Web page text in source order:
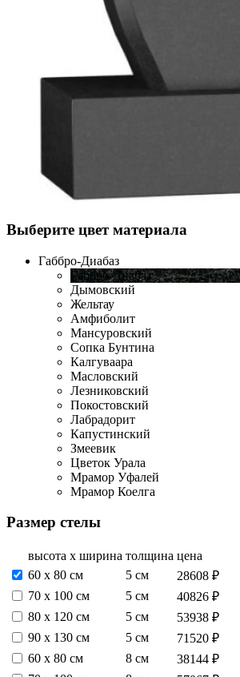
Выберите цвет материала
Габбро-Диабаз
Габбро-Диабаз
Дымовский
Жельтау
Амфиболит
Мансуровский
Сопка Бунтина
Калгуваара
Масловский
Лезниковский
Покостовский
Лабрадорит
Капустинский
Змеевик
Цветок Урала
Мрамор Уфалей
Мрамор Коелга
Размер стелы
высота х ширина толщина цена
60 х 80 см
5 см
28608 ₽
70 х 100 см
5 см
40826 ₽
80 х 120 см
5 см
53938 ₽
90 х 130 см
5 см
71520 ₽
60 х 80 см
8 см
38144 ₽